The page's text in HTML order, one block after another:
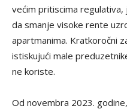
većim pritiscima
da smanje visoke rente
apartmanima. Kratkoročni
istiskujući male
ne koriste.
Od novembra 2023.